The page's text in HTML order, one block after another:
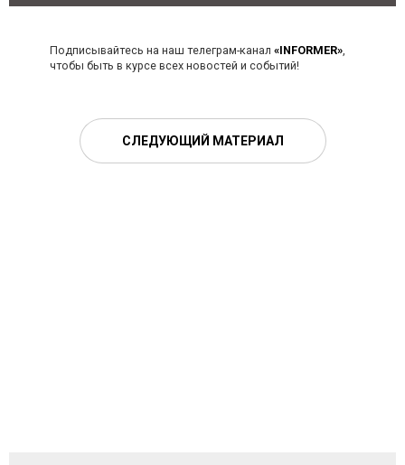
Подписывайтесь на наш телеграм-канал «INFORMER»,
чтобы быть в курсе всех новостей и событий!
СЛЕДУЮЩИЙ МАТЕРИАЛ